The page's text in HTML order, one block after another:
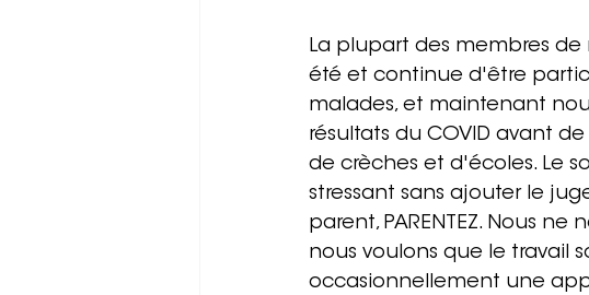
La plupart des membres
été et continue d'être
malades, et maintenant
résultats du COVID avant
de crèches et d'écoles. Le
stressant sans ajouter le
parent, PARENTEZ. Nous
nous voulons que le travail
occasionnellement une